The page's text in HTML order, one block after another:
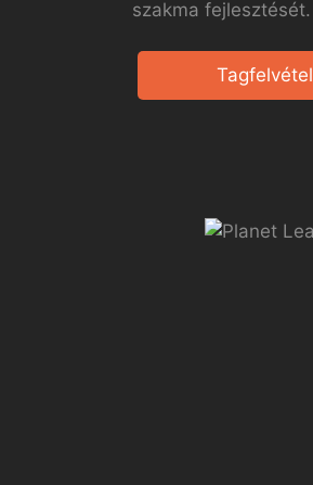
szakma fejlesztését.
Tagfelvétel